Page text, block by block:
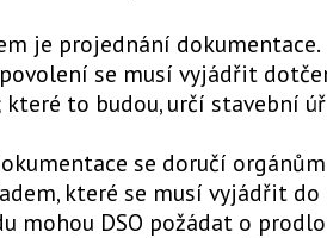
je projednání
se musí vyjádřit
které to budou, určí stavební
se doručí
které se musí vyjádřit do
mohou DSO požádat o